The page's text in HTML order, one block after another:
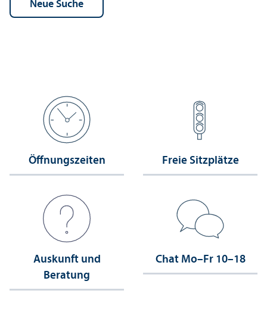
Öffnungs­zeiten Freie Sitzplätze
Auskunft und
Beratung
Chat Mo–Fr 10–18